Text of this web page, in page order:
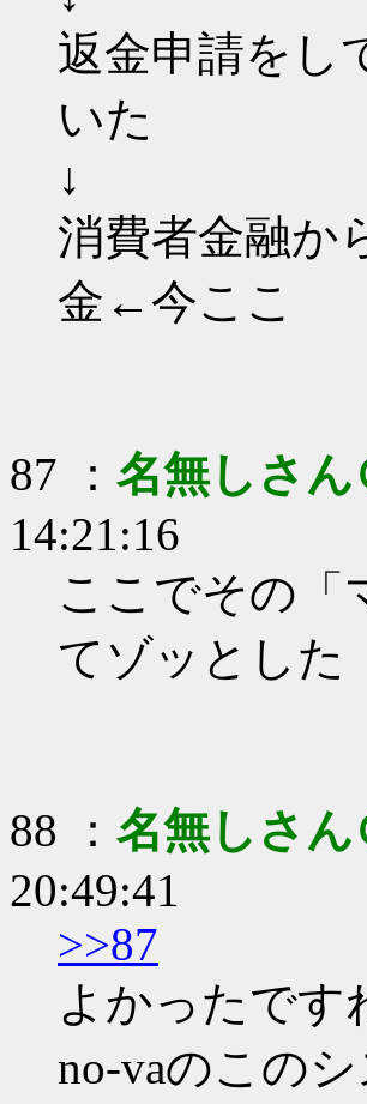
返金申請をし
いた
↓
消費者金融か
金←今ここ
87 ： 名無しさ
14:21:16
ここでその「
てゾッとした
88 ： 名無しさ
20:49:41
>>87
よかったです
no-vaのこの